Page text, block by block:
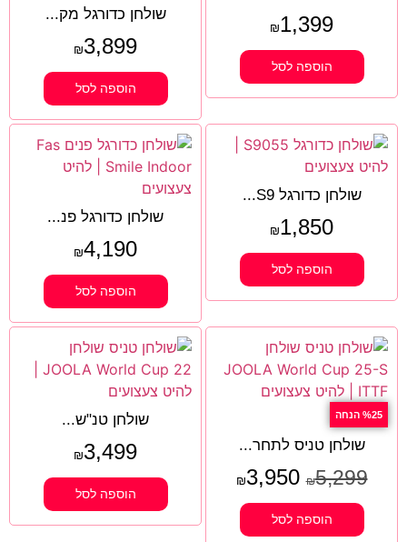
₪1,399
הוספה לסל
שולחן כדורגל מק...
₪3,899
הוספה לסל
שולחן כדורגל S9...
₪1,850
הוספה לסל
שולחן כדורגל פנ...
₪4,190
הוספה לסל
%25 הנחה
שולחן טניס לתחר...
₪5,299
₪3,950
הוספה לסל
שולחן טנ"ש...
₪3,499
הוספה לסל